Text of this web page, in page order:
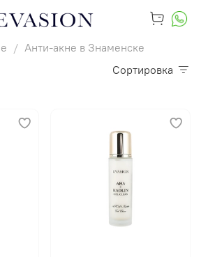
Анти-акне в Знаменске
Сортировка